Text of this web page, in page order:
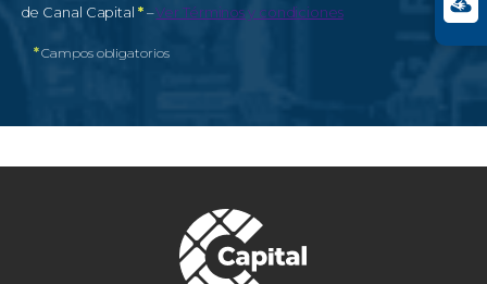
de Canal Capital *–Campo obligatorio
Ver Términos y condiciones
*Campos obligatorios